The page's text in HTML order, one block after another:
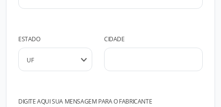
ESTADO CIDADE
DIGITE AQUI SUA MENSAGEM PARA O FABRICANTE